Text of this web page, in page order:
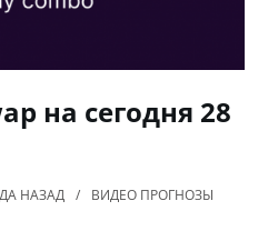
на сегодня 28
НАЗАД
ВИДЕО ПРОГНОЗЫ